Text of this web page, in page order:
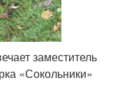
заместитель
«Сокольники»